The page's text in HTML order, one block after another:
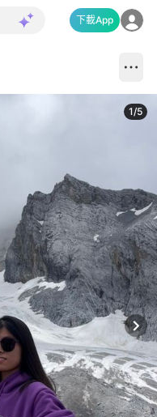
下載App
1/5